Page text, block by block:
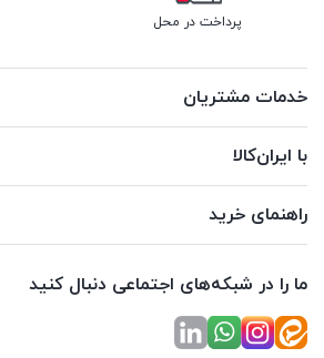
پرداخت در محل
خدمات مشتریان
با ایران‌کالا
راهنمای خرید
ما را در شبکه‌های اجتماعی دنبال کنید